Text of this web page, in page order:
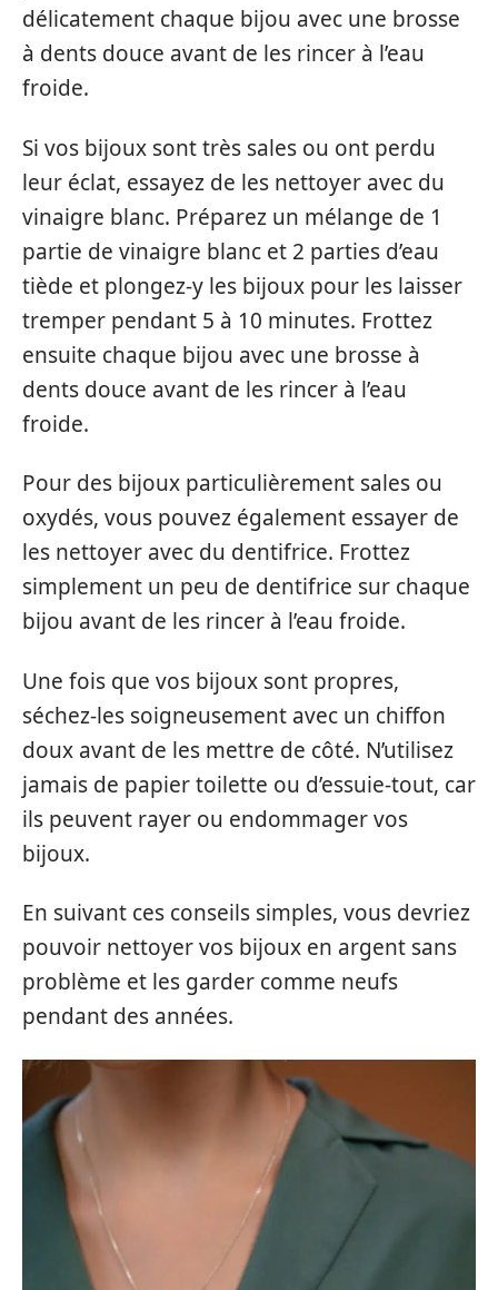
délicatement chaque bijou avec une brosse
à dents douce avant de les rincer à l’eau
froide.
Si vos bijoux sont très sales ou ont perdu
leur éclat, essayez de les nettoyer avec du
vinaigre blanc. Préparez un mélange de 1
partie de vinaigre blanc et 2 parties d’eau
tiède et plongez-y les bijoux pour les laisser
tremper pendant 5 à 10 minutes. Frottez
ensuite chaque bijou avec une brosse à
dents douce avant de les rincer à l’eau
froide.
Pour des bijoux particulièrement sales ou
oxydés, vous pouvez également essayer de
les nettoyer avec du dentifrice. Frottez
simplement un peu de dentifrice sur chaque
bijou avant de les rincer à l’eau froide.
Une fois que vos bijoux sont propres,
séchez-les soigneusement avec un chiffon
doux avant de les mettre de côté. N’utilisez
jamais de papier toilette ou d’essuie-tout, car
ils peuvent rayer ou endommager vos
bijoux.
En suivant ces conseils simples, vous devriez
pouvoir nettoyer vos bijoux en argent sans
problème et les garder comme neufs
pendant des années.